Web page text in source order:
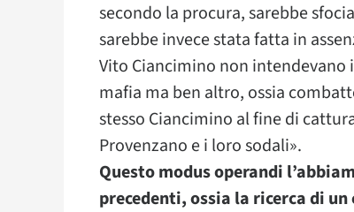
secondo la procura, sarebbe
sarebbe invece stata fatta in
Vito Ciancimino non intendevano
mafia ma ben altro, ossia
stesso Ciancimino al fine di
Provenzano e i loro sodali».
Questo modus operandi
precedenti, ossia la ricerca di